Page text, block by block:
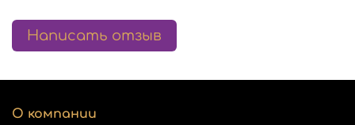
Написать отзыв
О компании